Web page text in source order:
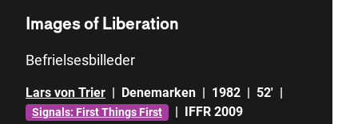
Images of Liberation
Befrielsesbilleder
Lars von Trier | Denemarken | 1982 | 52' |
Signals: First Things First | IFFR 2009